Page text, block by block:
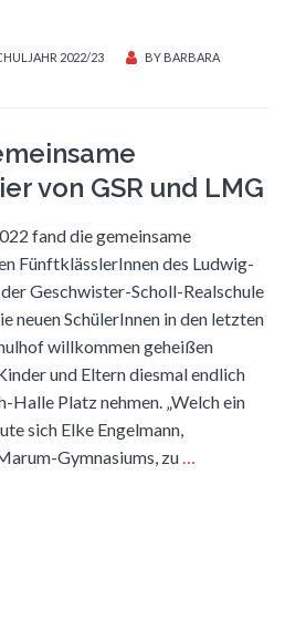
2022/23 BY BARBARA
von GSR und LMG
fand die gemeinsame
FünftklässlerInnen des Ludwig-
Geschwister-Scholl-Realschule
neuen SchülerInnen in den letzten
willkommen geheißen
und Eltern diesmal endlich
Halle Platz nehmen. „Welch ein
sich Elke Engelmann,
Gymnasiums, zu…